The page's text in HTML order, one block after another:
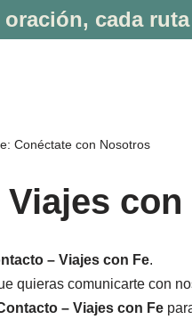
oración, cada
Conéctate con Nosotros
– Viajes con Fe.
quieras comunicarte con
– Viajes con Fe